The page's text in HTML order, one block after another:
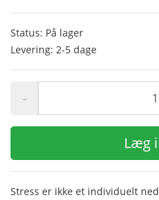
Status: På lager
Levering: 2-5 dage
-
Læg
Stress er ikke et individuelt